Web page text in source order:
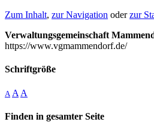
Zum Inhalt, zur Navigation oderzur
Verwaltungsgemeinschaft
https://www.vgmammendorf.de/
Schriftgröße
A A A
Finden in gesamter Seite